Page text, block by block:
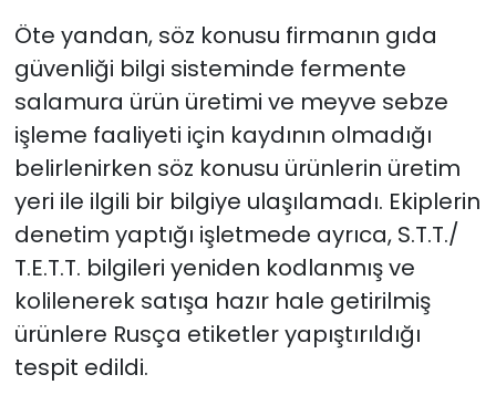
Öte yandan, söz konusu firmanın gıda
güvenliği bilgi sisteminde fermente
salamura ürün üretimi ve meyve sebze
işleme faaliyeti için kaydının olmadığı
belirlenirken söz konusu ürünlerin üretim
yeri ile ilgili bir bilgiye ulaşılamadı. Ekiplerin
denetim yaptığı işletmede ayrıca, S.T.T./
T.E.T.T. bilgileri yeniden kodlanmış ve
kolilenerek satışa hazır hale getirilmiş
ürünlere Rusça etiketler yapıştırıldığı
tespit edildi.